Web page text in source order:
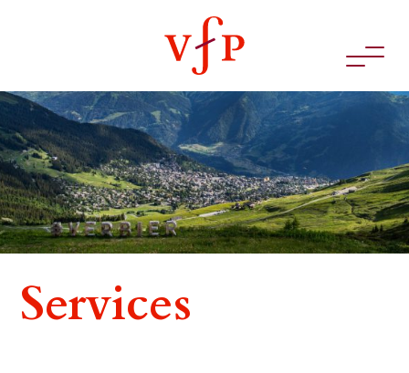
Services